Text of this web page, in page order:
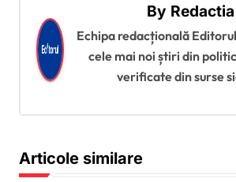
e
î
n
a
t
By Redactia
Echipa redacțională
cele mai noi știri din
verificate din surse
Articole similare